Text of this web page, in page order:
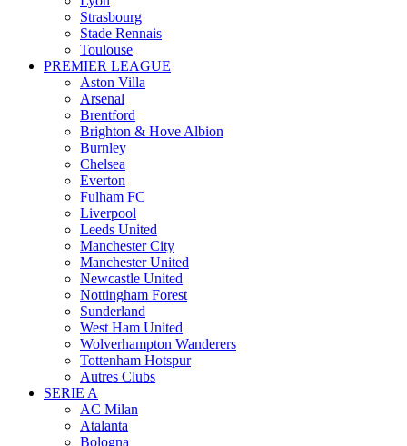
Strasbourg
Stade Rennais
Toulouse
PREMIER LEAGUE
Aston Villa
Arsenal
Brentford
Brighton & Hove Albion
Burnley
Chelsea
Everton
Fulham FC
Liverpool
Leeds United
Manchester City
Manchester United
Newcastle United
Nottingham Forest
Sunderland
West Ham United
Wolverhampton Wanderers
Tottenham Hotspur
Autres Clubs
SERIE A
AC Milan
Atalanta
Bologna